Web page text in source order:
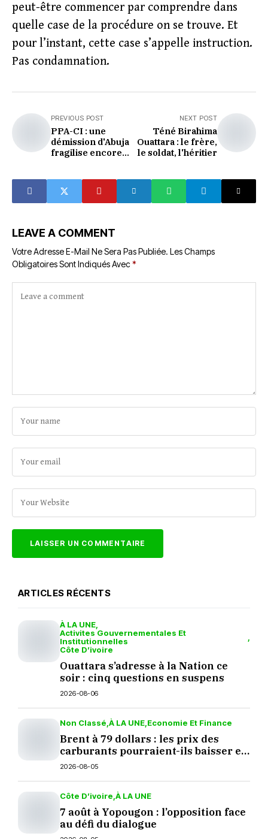
peut-être commencer par comprendre dans
quelle case de la procédure on se trouve. Et
pour l’instant, cette case s’appelle instruction.
Pas condamnation.
PREVIOUS POST
PPA-CI : une
démission d'Abuja
fragilise encore
NEXT POST
Téné Birahima
Ouattara : le frère,
le soldat, l'héritier
LEAVE A COMMENT
Votre Adresse E-Mail Ne Sera Pas Publiée. Les Champs
Obligatoires Sont Indiqués Avec*
ARTICLES RÉCENTS
À LA UNE
Activites Gouvernementales Et
Institutionnelles
Côte D’ivoire
Ouattara s’adresse à la Nation ce
soir : cinq questions en suspens
2026-08-06
Non Classé À LA UNE Economie Et Finance
Brent à 79 dollars : les prix des
carburants pourraient-ils baisser en
septembre ?
2026-08-05
Côte D’ivoire À LA UNE
7 août à Yopougon : l’opposition face
au défi du dialogue